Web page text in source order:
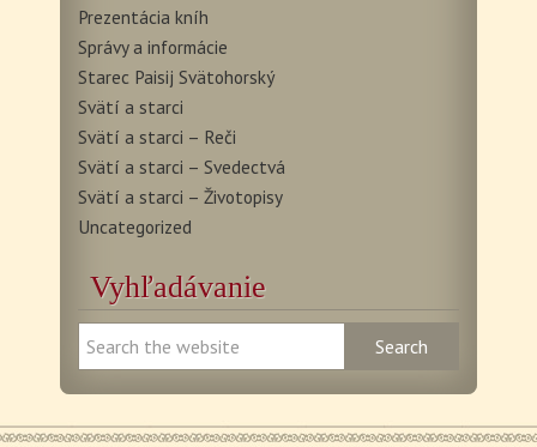
Prezentácia kníh
Správy a informácie
Starec Paisij Svätohorský
Svätí a starci
Svätí a starci – Reči
Svätí a starci – Svedectvá
Svätí a starci – Životopisy
Uncategorized
Vyhľadávanie